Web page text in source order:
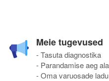
Meie tugevused
- Tasuta diagnostika
- Parandamise aeg
- Oma varuosade ladu